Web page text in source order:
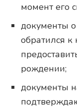
момент его
документы о
обратился к
рождении;
документы